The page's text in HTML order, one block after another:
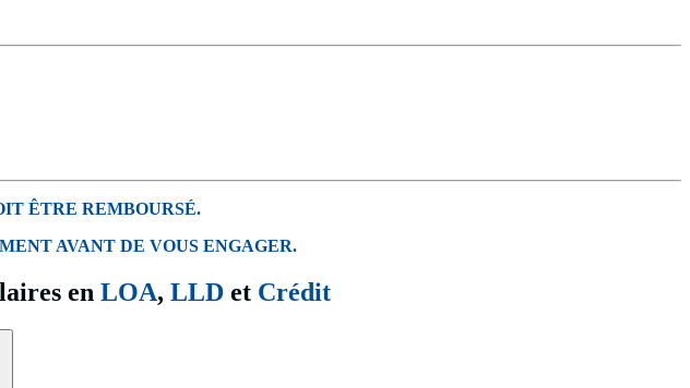
ÊTRE REMBOURSÉ.
AVANT DE VOUS ENGAGER.
en LOA, LLD et Crédit